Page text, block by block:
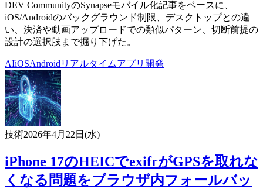
DEV CommunityのSynapseモバイル化記事をベースに、
iOS/Androidのバックグラウンド制限、デスクトップとの違
い、決済や動画アップロードでの類似パターン、切断前提の
設計の選択肢まで掘り下げた。
AIiOSAndroid リアルタイムアプリ開発
技術2026年4月22日(水)
iPhone 17のHEICでexifrがGPSを取れな
くなる問題をブラウザ内フォールバッ